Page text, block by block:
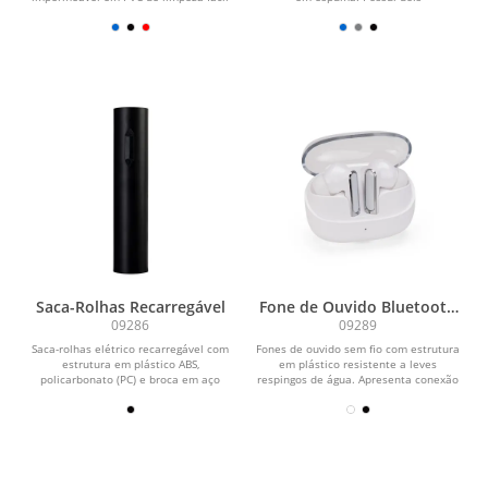
Saca-Rolhas Recarregável
09286
Saca-rolhas elétrico recarregável com
estrutura em plástico ABS,
policarbonato (PC) e broca em aço
Fone de Ouvido Bluetooth
com Case Carregador
09289
Fones de ouvido sem fio com estrutura
em plástico resistente a leves
respingos de água. Apresenta conexão